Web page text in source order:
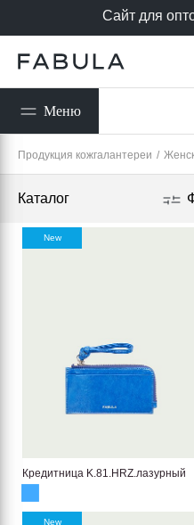
Сайт для
Меню
Продукция кожгалантереи /
Каталог
New
Кредитница K.81.HRZ.лазурный
New